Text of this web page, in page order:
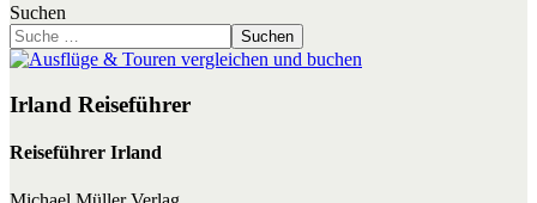
Suchen
Suchen
Irland Reiseführer
Reiseführer Irland